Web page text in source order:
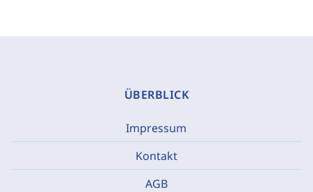
ÜBERBLICK
Impressum
Kontakt
AGB